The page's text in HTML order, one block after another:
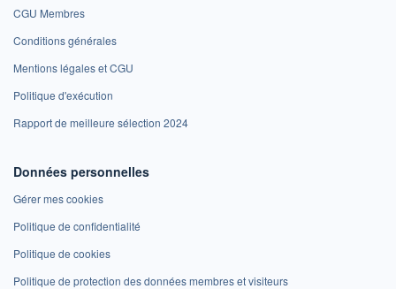
CGU Membres
Conditions générales
Mentions légales et CGU
Politique d'exécution
Rapport de meilleure sélection 2024
Données personnelles
Gérer mes cookies
Politique de confidentialité
Politique de cookies
Politique de protection des données membres et visiteurs